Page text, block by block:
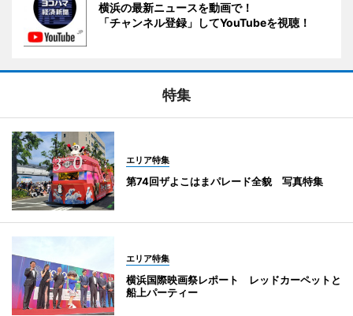
横浜の最新ニュースを動画で！
「チャンネル登録」してYouTubeを視聴！
特集
エリア特集
第74回ザよこはまパレード全貌 写真特集
エリア特集
横浜国際映画祭レポート レッドカーペットと
船上パーティー